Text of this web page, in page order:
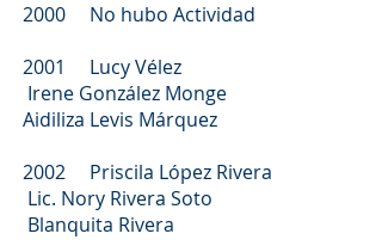
2000 No hubo Actividad
2001 Lucy Vélez
Irene González Monge
Aidiliza Levis Márquez
2002 Priscila López Rivera
Lic. Nory Rivera Soto
Blanquita Rivera